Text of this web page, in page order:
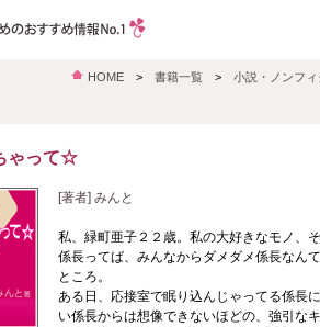
HOME > 書籍一覧 > 小説・ノンフィ
ゃって☆
[著者] みんと
私、緑町亜子２２歳。私の大好きなモノ、
係長ってば、みんなからダメダメ係長なん
ところ。
ある日、応接室で眠り込んじゃってる係長
い係長からは想像できないほどの、強引な